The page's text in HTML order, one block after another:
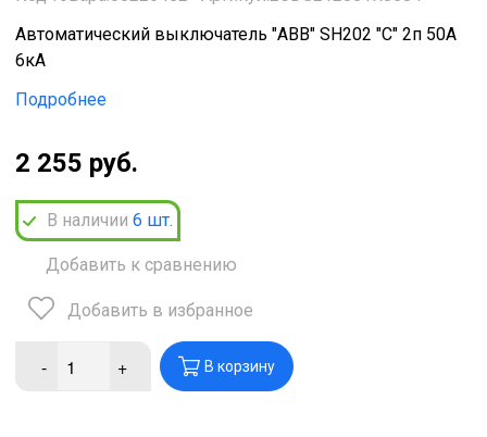
Автоматический выключатель "ABB" SH202 "C" 2п 50А
6кА
Подробнее
2 255 руб.
В наличии 6 шт.
Добавить к сравнению
Добавить в избранное
- + В корзину